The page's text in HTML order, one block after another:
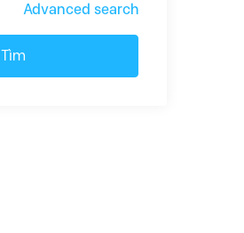
Advanced search
Tìm